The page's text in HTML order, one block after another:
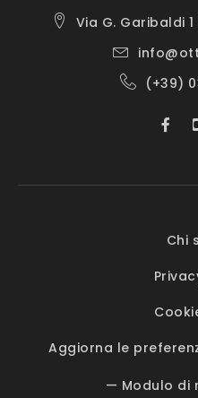
Via G. Garibaldi
(+39)
Chi
Aggiorna le
— Modulo di